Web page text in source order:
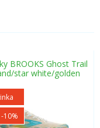
BROOKS Ghost Trail
star white/golden
10%